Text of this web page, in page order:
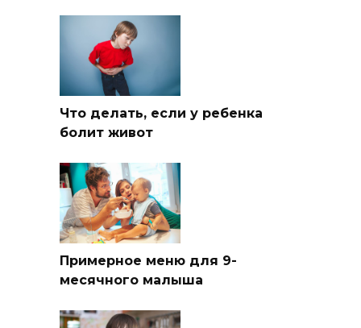
Что делать, если у ребенка
болит живот
Примерное меню для 9-
месячного малыша